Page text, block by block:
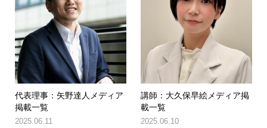
代表理事：矢野達人メディア
掲載一覧
2025.06.11
講師：大久保早絵メディア掲
載一覧
2025.06.10